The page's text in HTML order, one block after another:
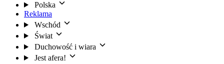
Polska
Reklama
Wschód
Świat
Duchowość i wiara
Jest afera!